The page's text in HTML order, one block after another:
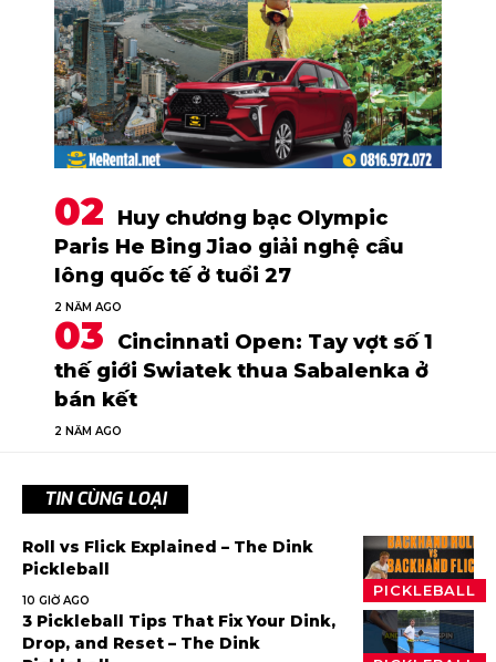
Huy chương bạc Olympic
Paris He Bing Jiao giải nghệ cầu
lông quốc tế ở tuổi 27
2 NĂM AGO
Cincinnati Open: Tay vợt số 1
thế giới Swiatek thua Sabalenka ở
bán kết
2 NĂM AGO
TIN CÙNG LOẠI
PICKLEBALL
Roll vs Flick Explained – The Dink
Pickleball
10 GIỜ AGO
3 Pickleball Tips That Fix Your Dink,
Drop, and Reset – The Dink